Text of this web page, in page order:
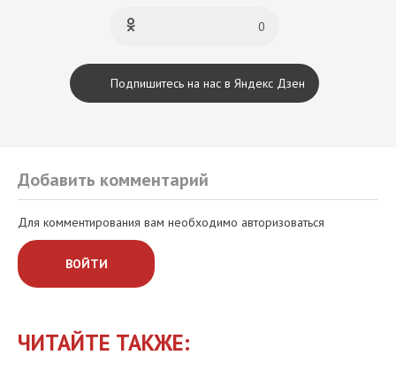
0
Подпишитесь на нас в Яндекс Дзен
Добавить комментарий
Для комментирования вам необходимо авторизоваться
ВОЙТИ
ЧИТАЙТЕ ТАКЖЕ: